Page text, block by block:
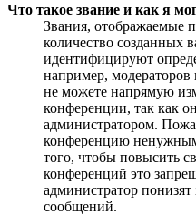
Что такое звание и как я
Звания, отображаемые
количество созданных
идентифицируют
например,
не можете напрямую
конференции, так как
администратором.
конференцию
того, чтобы повысить
конференций это
администратор понизят
сообщений.